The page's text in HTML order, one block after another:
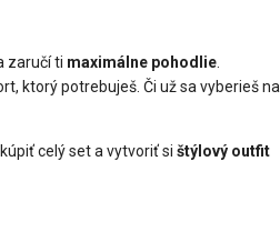
zaručí ti maximálne pohodlie
ktorý potrebuješ. Či už sa vyberieš na
celý set a vytvoriť si štýlový outfit